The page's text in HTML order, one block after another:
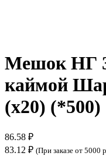
Мешок НГ
каймой
(х20) (*500)
86.58 ₽
83.12 ₽ (При заказе от 5000